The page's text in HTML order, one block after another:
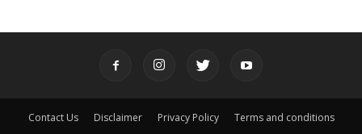
Contact Us Disclaimer Privacy Policy Terms and conditions